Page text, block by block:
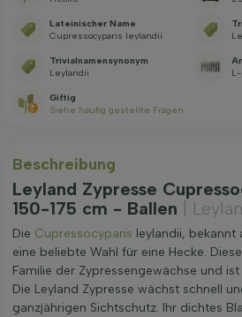
Lateinischer Name
Cupressocyparis leylandii
Trivialnamensynonym
Leylandii
Giftig
Siehe häufig gestellte Fragen
Beschreibung
Leyland Zypresse
150-175 cm - Ballen
|
Die Cupressocyparis leylandii, bekannt
eine beliebte Wahl für eine Hecke.
Familie der Zypressengewächse und
Die Leyland Zypresse wächst schnell
ganzjährigen Sichtschutz. Ihr dichtes